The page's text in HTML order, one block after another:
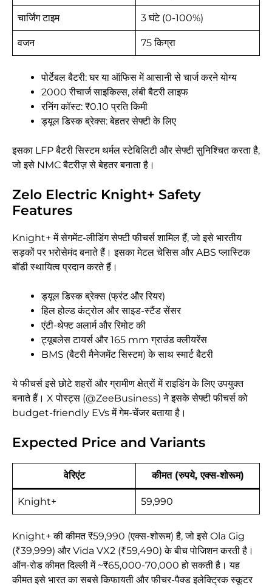
चार्जिंग टाइम 3 घंटे (0-100%)
वजन 75 किग्रा
पोर्टेबल बैटरी: घर या ऑफिस में आसानी से चार्ज करने योग्य
2000 रीचार्ज साइकिल्स, लंबी बैटरी लाइफ
रनिंग कॉस्ट: ₹0.10 प्रति किमी
ड्यूल डिस्क ब्रेक्स: बेहतर सेफ्टी के लिए
इसका LFP बैटरी सिस्टम थर्मल स्टेबिलिटी और सेफ्टी सुनिश्चित करता है,
जो इसे NMC बैटरीज़ से बेहतर बनाता है।
Zelo Electric Knight+ Safety
Features
Knight+ में सेगमेंट-लीडिंग सेफ्टी फीचर्स शामिल हैं, जो इसे भारतीय
सड़कों पर भरोसेमंद बनाते हैं। इसका मेटल चेसिस और ABS प्लास्टिक
बॉडी स्थायित्व प्रदान करते हैं।
ड्यूल डिस्क ब्रेक्स (फ्रंट और रियर)
हिल होल्ड कंट्रोल और साइड-स्टैंड सेंसर
एंटी-थेफ्ट अलार्म और रिमोट की
ट्यूबलेस टायर्स और 165 mm ग्राउंड क्लीयरेंस
BMS (बैटरी मैनेजमेंट सिस्टम) के साथ स्मार्ट बैटरी
ये फीचर्स इसे छोटे शहरों और ग्रामीण क्षेत्रों में राइडिंग के लिए उपयुक्त
बनाते हैं। X पोस्ट्स (@ZeeBusiness) ने इसके सेफ्टी फीचर्स को
budget-friendly EVs में गेम-चेंजर बताया है।
Expected Price and Variants
वेरिएंट कीमत (रुपये, एक्स-शोरूम)
Knight+ 59,990
Knight+ की कीमत ₹59,990 (एक्स-शोरूम) है, जो इसे Ola Gig
(₹39,999) और Vida VX2 (₹59,490) के बीच पोजिशन करती है।
ऑन-रोड कीमत दिल्ली में ~₹65,000-70,000 हो सकती है। यह
कीमत इसे भारत का सबसे किफायती और फीचर-पैक्ड इलेक्ट्रिक स्कूटर